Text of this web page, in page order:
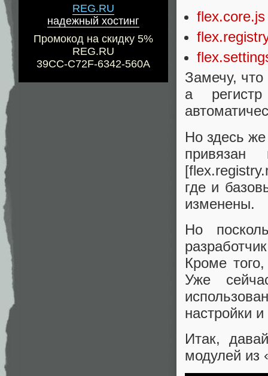
REG.RU
надежный хостинг
Промокод на скидку 5%
REG.RU
39CC-C72F-6342-560A
flex.core.js
Замечу,
а
Но здесь же
где и
изменены.
Но
Кроме
Уже
настройки
Итак,
модулей из